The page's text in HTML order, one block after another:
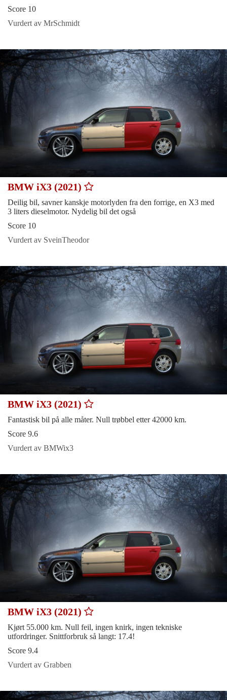
Score 10
Vurdert av MrSchmidt
BMW iX3 (2021)
Deilig bil, savner kanskje motorlyden fra den forrige, en X3 med
3 liters dieselmotor. Nydelig bil det også
Score 10
Vurdert av SveinTheodor
BMW iX3 (2021)
Fantastisk bil på alle måter. Null trøbbel etter 42000 km.
Score 9.6
Vurdert av BMWix3
BMW iX3 (2021)
Kjørt 55.000 km. Null feil, ingen knirk, ingen tekniske
utfordringer. Snittforbruk så langt: 17.4!
Score 9.4
Vurdert av Grabben